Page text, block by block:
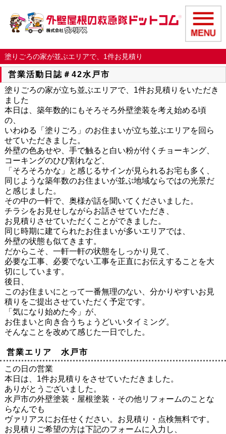
塗りごろの家が並ぶエリアで、1件お見積り
営業活動日誌＃42水戸市
塗りごろの家が立ち並ぶエリアで、1件お見積りをいただき
ました
本日は、築年数的にもそろそろ外壁塗装を考え始める頃
の、
いわゆる「塗りごろ」のお住まいが立ち並ぶエリアを回ら
せていただきました。
外壁の色あせや、手で触ると白い粉が付くチョーキング、
コーキングのひび割れなど、
「そろそろかな」と感じるサインが見られるお宅も多く、
同じような築年数のお住まいが並ぶ地域ならではの光景だ
と感じました。
その中の一軒で、奥様が話を聞いてくださいました。
チラシをお見せしながらお話させていただき、
お見積りさせていただくことができました。
同じ時期に建てられたお住まいが多いエリアでは、
外壁の状態も似てきます。
だからこそ、一軒一軒の状態をしっかり見て、
必要な工事、必要でない工事を正直にお伝えすることを大
切にしています。
後日、
このお住まいにとって一番無理のない、分かりやすいお見
積りをご提出させていただく予定です。
「気になり始めた今」が、
お住まいと向き合うちょうどいいタイミング。
そんなことを改めて感じた一日でした。
営業エリア 水戸市
この日の営業
本日は、1件お見積りをさせていただきました。
ありがとうございました。
水戸市の外壁塗装・屋根塗装・その他リフォームのことな
らなんでも
ヴァリアスにお任せください。お見積り・点検無料です。
お見積りご希望の方は下記のフォームに入力し、